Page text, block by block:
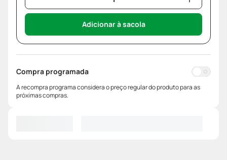
Adicionar à sacola
Compra programada
A recompra programa considera o preço regular do produto para as
próximas compras.